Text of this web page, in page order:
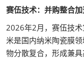
赛伍技术：并购整合
2026年2月，赛伍技
米是国内纳米陶瓷膜
物分散复合，形成兼